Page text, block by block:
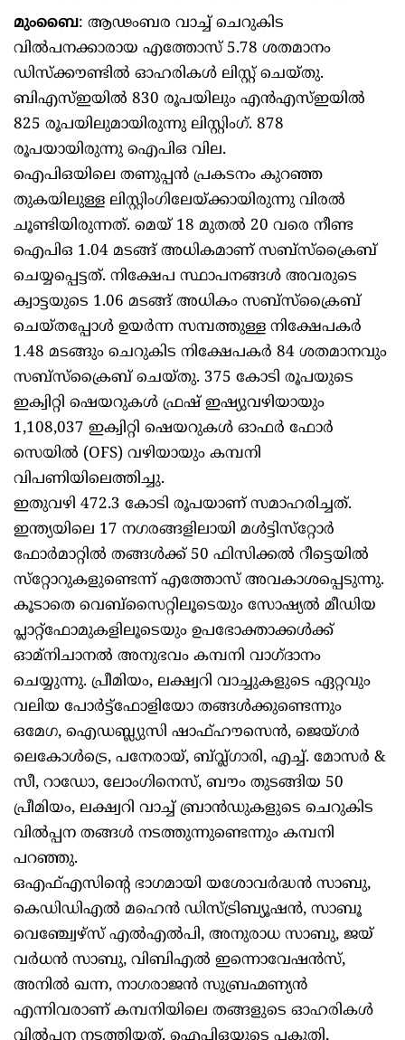
മുംബൈ: ആഢംബര വാച്ച് ചെറുകിട
വില്‍പനക്കാരായ എത്തോസ് 5.78 ശതമാനം
ഡിസ്‌ക്കൗണ്ടില്‍ ഓഹരികള്‍ ലിസ്റ്റ് ചെയ്തു.
ബിഎസ്ഇയില്‍ 830 രൂപയിലും എന്‍എസ്ഇയില്‍
825 രൂപയിലുമായിരുന്നു ലിസ്റ്റിംഗ്. 878
രൂപയായിരുന്നു ഐപിഒ വില.
ഐപിഒയിലെ തണുപ്പന്‍ പ്രകടനം കുറഞ്ഞ
തുകയിലുള്ള ലിസ്റ്റിംഗിലേയ്ക്കായിരുന്നു വിരല്‍
ചൂണ്ടിയിരുന്നത്. മെയ് 18 മുതല്‍ 20 വരെ നീണ്ട
ഐപിഒ 1.04 മടങ്ങ് അധികമാണ് സബ്‌സ്‌ക്രൈബ്
ചെയ്യപ്പെട്ടത്. നിക്ഷേപ സ്ഥാപനങ്ങള്‍ അവരുടെ
ക്വാട്ടയുടെ 1.06 മടങ്ങ് അധികം സബ്‌സ്‌ക്രൈബ്
ചെയ്തപ്പോള്‍ ഉയര്‍ന്ന സമ്പത്തുള്ള നിക്ഷേപകര്‍
1.48 മടങ്ങും ചെറുകിട നിക്ഷേപകര്‍ 84 ശതമാനവും
സബ്‌സ്‌ക്രൈബ് ചെയ്തു. 375 കോടി രൂപയുടെ
ഇക്വിറ്റി ഷെയറുകള്‍ ഫ്രഷ് ഇഷ്യുവഴിയായും
1,108,037 ഇക്വിറ്റി ഷെയറുകള്‍ ഓഫര്‍ ഫോര്‍
സെയില്‍ (OFS) വഴിയായും കമ്പനി
വിപണിയിലെത്തിച്ചു.
ഇതുവഴി 472.3 കോടി രൂപയാണ് സമാഹരിച്ചത്.
ഇന്ത്യയിലെ 17 നഗരങ്ങളിലായി മള്‍ട്ടിസ്‌റ്റോര്‍
ഫോര്‍മാറ്റില്‍ തങ്ങള്‍ക്ക് 50 ഫിസിക്കല്‍ റീട്ടെയില്‍
സ്‌റ്റോറുകളുണ്ടെന്ന് എത്തോസ് അവകാശപ്പെടുന്നു.
കൂടാതെ വെബ്‌സൈറ്റിലൂടെയും സോഷ്യല്‍ മീഡിയ
പ്ലാറ്റ്‌ഫോമുകളിലൂടെയും ഉപഭോക്താക്കള്‍ക്ക്
ഓമ്‌നിചാനല്‍ അനുഭവം കമ്പനി വാഗ്ദാനം
ചെയ്യുന്നു. പ്രീമിയം, ലക്ഷ്വറി വാച്ചുകളുടെ ഏറ്റവും
വലിയ പോര്‍ട്ട്‌ഫോളിയോ തങ്ങള്‍ക്കുണ്ടെന്നും
ഒമേഗ, ഐഡബ്ല്യുസി ഷാഫ്ഹൗസെന്‍, ജെയ്ഗര്‍
ലെകോള്‍ട്രെ, പനേരായ്, ബ്‌വ്ല്‍ഗാരി, എച്ച്. മോസര്‍ &
സീ, റാഡോ, ലോംഗിനെസ്, ബൗം തുടങ്ങിയ 50
പ്രീമിയം, ലക്ഷ്വറി വാച്ച് ബ്രാന്‍ഡുകളുടെ ചെറുകിട
വില്‍പ്പന തങ്ങള്‍ നടത്തുന്നുണ്ടെന്നും കമ്പനി
പറഞ്ഞു.
ഒഎഫ്എസിന്റെ ഭാഗമായി യശോവര്‍ദ്ധന്‍ സാബു,
കെഡിഡിഎല്‍ മഹെന്‍ ഡിസ്ട്രിബ്യൂഷന്‍, സാബൂ
വെഞ്ച്വേഴ്‌സ് എല്‍എല്‍പി, അനുരാധ സാബു, ജയ്
വര്‍ധന്‍ സാബു, വിബിഎല്‍ ഇന്നൊവേഷന്‍സ്,
അനില്‍ ഖന്ന, നാഗരാജന്‍ സുബ്രഹ്മണ്യന്‍
എന്നിവരാണ് കമ്പനിയിലെ തങ്ങളുടെ ഓഹരികള്‍